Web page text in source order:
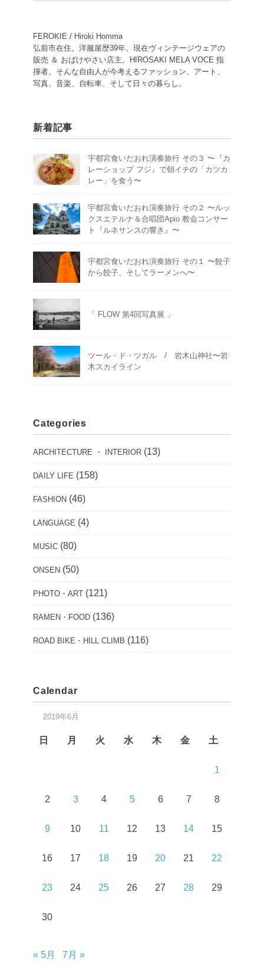
FEROKIE / Hiroki Homma
弘前市在住。洋服屋歴39年。現在ヴィンテージウェアの
販売 ＆ おばけやさい店主。HIROSAKI MELA VOCE 指
揮者。そんな自由人が今考えるファッション、アート、
写真、音楽、自転車、そして日々の暮らし。
新着記事
宇都宮食いだおれ演奏旅行 その３ 〜『カ
レーショップ フジ』で朝イチの「カツカ
レー」を食う〜
宇都宮食いだおれ演奏旅行 その２ 〜ルッ
クスエテルナ＆合唱団Apio 教会コンサー
ト『ルネサンスの響き』〜
宇都宮食いだおれ演奏旅行 その１ 〜餃子
から餃子、そしてラーメンへ〜
「 FLOW 第4回写真展 」
ツール・ド・ツガル / 岩木山神社〜岩
木スカイライン
Categories
ARCHITECTURE ・ INTERIOR (13)
DAILY LIFE (158)
FASHION (46)
LANGUAGE (4)
MUSIC (80)
ONSEN (50)
PHOTO・ART (121)
RAMEN・FOOD (136)
ROAD BIKE・HILL CLIMB (116)
Calendar
2019年6月
日 月 火 水 木 金 土
1
2 3 4 5 6 7 8
9 10 11 12 13 14 15
16 17 18 19 20 21 22
23 24 25 26 27 28 29
30
« 5月 7月 »